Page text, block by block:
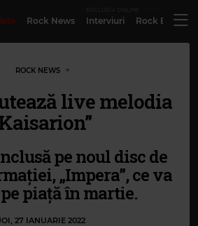
Rock News Interviuri Rock
ROCK NEWS
live melodia
pe noul disc de
„Impera”, ce va
piață în martie.
27 IANUARIE 2022